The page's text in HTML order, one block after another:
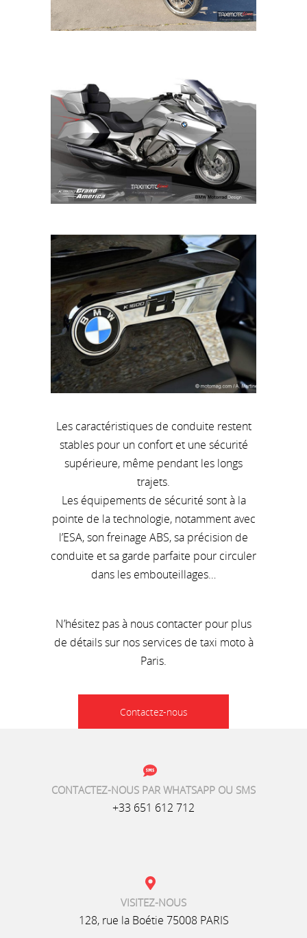
Les caractéristiques de conduite restent
stables pour un confort et une sécurité
supérieure, même pendant les longs
trajets.
Les équipements de sécurité sont à la
pointe de la technologie, notamment avec
l’ESA, son freinage ABS, sa précision de
conduite et sa garde parfaite pour circuler
dans les embouteillages…
N’hésitez pas à nous contacter pour plus
de détails sur nos services de taxi moto à
Paris.
Contactez-nous
CONTACTEZ-NOUS PAR WHATSAPP OU SMS
+33 651 612 712
VISITEZ-NOUS
128, rue la Boétie 75008 PARIS